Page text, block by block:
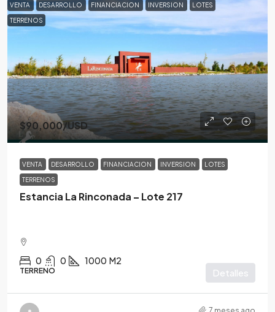
VENTA DESARROLLO FINANCIACION INVERSION LOTES
TERRENOS
$90,000/USD
VENTA DESARROLLO FINANCIACION INVERSION LOTES
TERRENOS
Estancia La Rinconada – Lote 217
0 0 1000 M2
TERRENO Detalles